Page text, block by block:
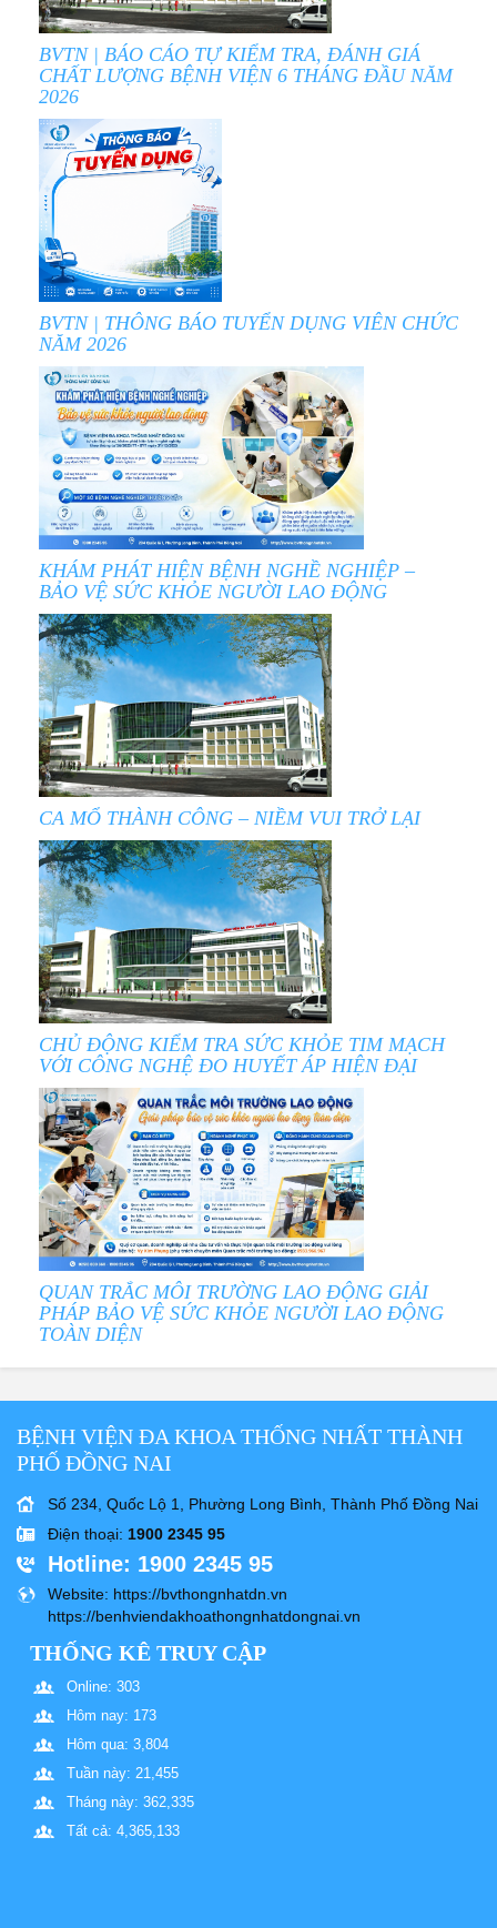
BVTN | BÁO CÁO TỰ KIỂM TRA, ĐÁNH GIÁ
CHẤT LƯỢNG BỆNH VIỆN 6 THÁNG ĐẦU NĂM
2026
BVTN | THÔNG BÁO TUYỂN DỤNG VIÊN CHỨC
NĂM 2026
KHÁM PHÁT HIỆN BỆNH NGHỀ NGHIỆP –
BẢO VỆ SỨC KHỎE NGƯỜI LAO ĐỘNG
CA MỔ THÀNH CÔNG – NIỀM VUI TRỞ LẠI
CHỦ ĐỘNG KIỂM TRA SỨC KHỎE TIM MẠCH
VỚI CÔNG NGHỆ ĐO HUYẾT ÁP HIỆN ĐẠI
QUAN TRẮC MÔI TRƯỜNG LAO ĐỘNG GIẢI
PHÁP BẢO VỆ SỨC KHỎE NGƯỜI LAO ĐỘNG
TOÀN DIỆN
BỆNH VIỆN ĐA KHOA THỐNG NHẤT THÀNH
PHỐ ĐỒNG NAI
Số 234, Quốc Lộ 1, Phường Long Bình, Thành Phố Đồng Nai
Điện thoại: 1900 2345 95
Hotline: 1900 2345 95
Website: https://bvthongnhatdn.vn
https://benhviendakhoathongnhatdongnai.vn
THỐNG KÊ TRUY CẬP
Online: 303
Hôm nay: 173
Hôm qua: 3,804
Tuần này: 21,455
Tháng này: 362,335
Tất cả: 4,365,133